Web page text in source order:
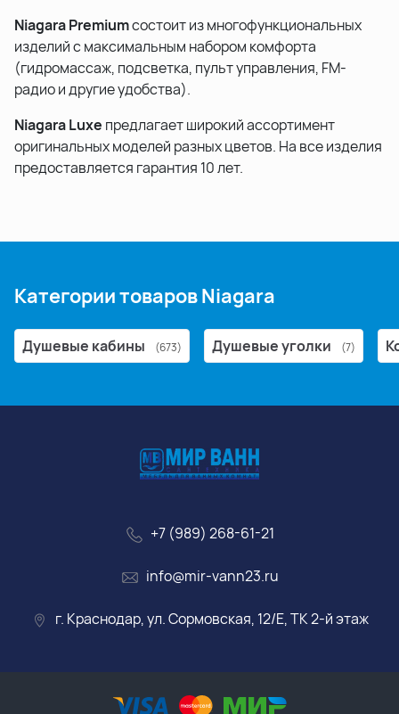
Niagara Premiumсостоит из многофункциональных
изделий с максимальным набором комфорта
(гидромассаж, подсветка, пульт управления, FM-
радио и другие удобства).
Niagara Luxe предлагает широкий ассортимент
оригинальных моделей разных цветов. На все изделия
предоставляется гарантия 10 лет.
Категории товаров Niagara
Душевые кабины (673) Душевые уголки (7)
+7 (989) 268-61-21
info@mir-vann23.ru
г. Краснодар, ул. Сормовская, 12/Е, ТК 2-й этаж